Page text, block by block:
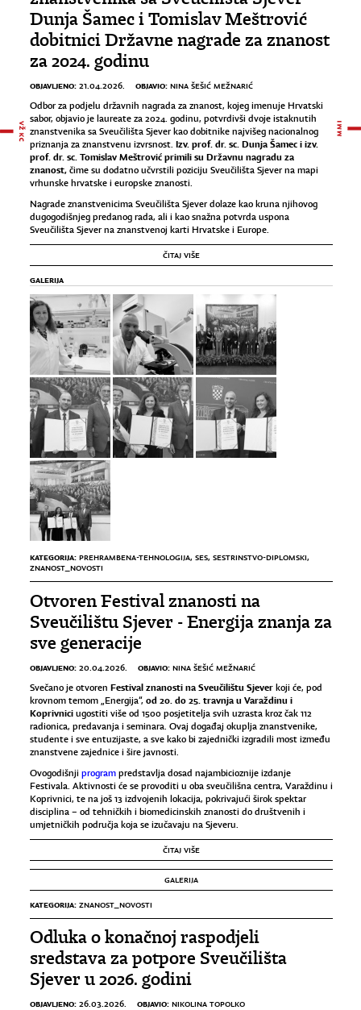
Dunja Šamec i Tomislav Meštrović
dobitnici Državne nagrade za znanost
za 2024. godinu
OBJAVLJENO: 21.04.2026. OBJAVIO: NINA ŠEŠIĆ MEŽNARIĆ
Odbor za podjelu državnih nagrada za znanost, kojeg imenuje Hrvatski
sabor, objavio je laureate za 2024. godinu, potvrdivši dvoje istaknutih
znanstvenika sa Sveučilišta Sjever kao dobitnike najvišeg nacionalnog
priznanja za znanstvenu izvrsnost. Izv. prof. dr. sc. Dunja Šamec i izv.
prof. dr. sc. Tomislav Meštrović primili su Državnu nagradu za
znanost, čime su dodatno učvrstili poziciju Sveučilišta Sjever na mapi
vrhunske hrvatske i europske znanosti.
Nagrade znanstvenicima Sveučilišta Sjever dolaze kao kruna njihovog
dugogodišnjeg predanog rada, ali i kao snažna potvrda uspona
Sveučilišta Sjever na znanstvenoj karti Hrvatske i Europe.
ČITAJ VIŠE
GALERIJA
KATEGORIJA: PREHRAMBENA-TEHNOLOGIJA, SES, SESTRINSTVO-DIPLOMSKI,
ZNANOST_NOVOSTI
Otvoren Festival znanosti na
Sveučilištu Sjever - Energija znanja za
sve generacije
OBJAVLJENO: 20.04.2026. OBJAVIO: NINA ŠEŠIĆ MEŽNARIĆ
Svečano je otvoren Festival znanosti na Sveučilištu Sjever koji će, pod
krovnom temom „Energija“, od 20. do 25. travnja u Varaždinu i
Koprivnici ugostiti više od 1500 posjetitelja svih uzrasta kroz čak 112
radionica, predavanja i seminara. Ovaj događaj okuplja znanstvenike,
studente i sve entuzijaste, a sve kako bi zajednički izgradili most između
znanstvene zajednice i šire javnosti.
Ovogodišnji program predstavlja dosad najambicioznije izdanje
Festivala. Aktivnosti će se provoditi u oba sveučilišna centra, Varaždinu i
Koprivnici, te na još 13 izdvojenih lokacija, pokrivajući širok spektar
disciplina – od tehničkih i biomedicinskih znanosti do društvenih i
umjetničkih područja koja se izučavaju na Sjeveru.
ČITAJ VIŠE
GALERIJA
KATEGORIJA: ZNANOST_NOVOSTI
Odluka o konačnoj raspodjeli
sredstava za potpore Sveučilišta
Sjever u 2026. godini
OBJAVLJENO: 26.03.2026. OBJAVIO: NIKOLINA TOPOLKO